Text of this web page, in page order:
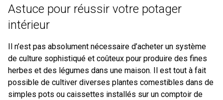
Astuce pour réussir votre potager
intérieur
Il n’est pas absolument nécessaire d’acheter un système
de culture sophistiqué et coûteux pour produire des fines
herbes et des légumes dans une maison. Il est tout à fait
possible de cultiver diverses plantes comestibles dans de
simples pots ou caissettes installés sur un comptoir de